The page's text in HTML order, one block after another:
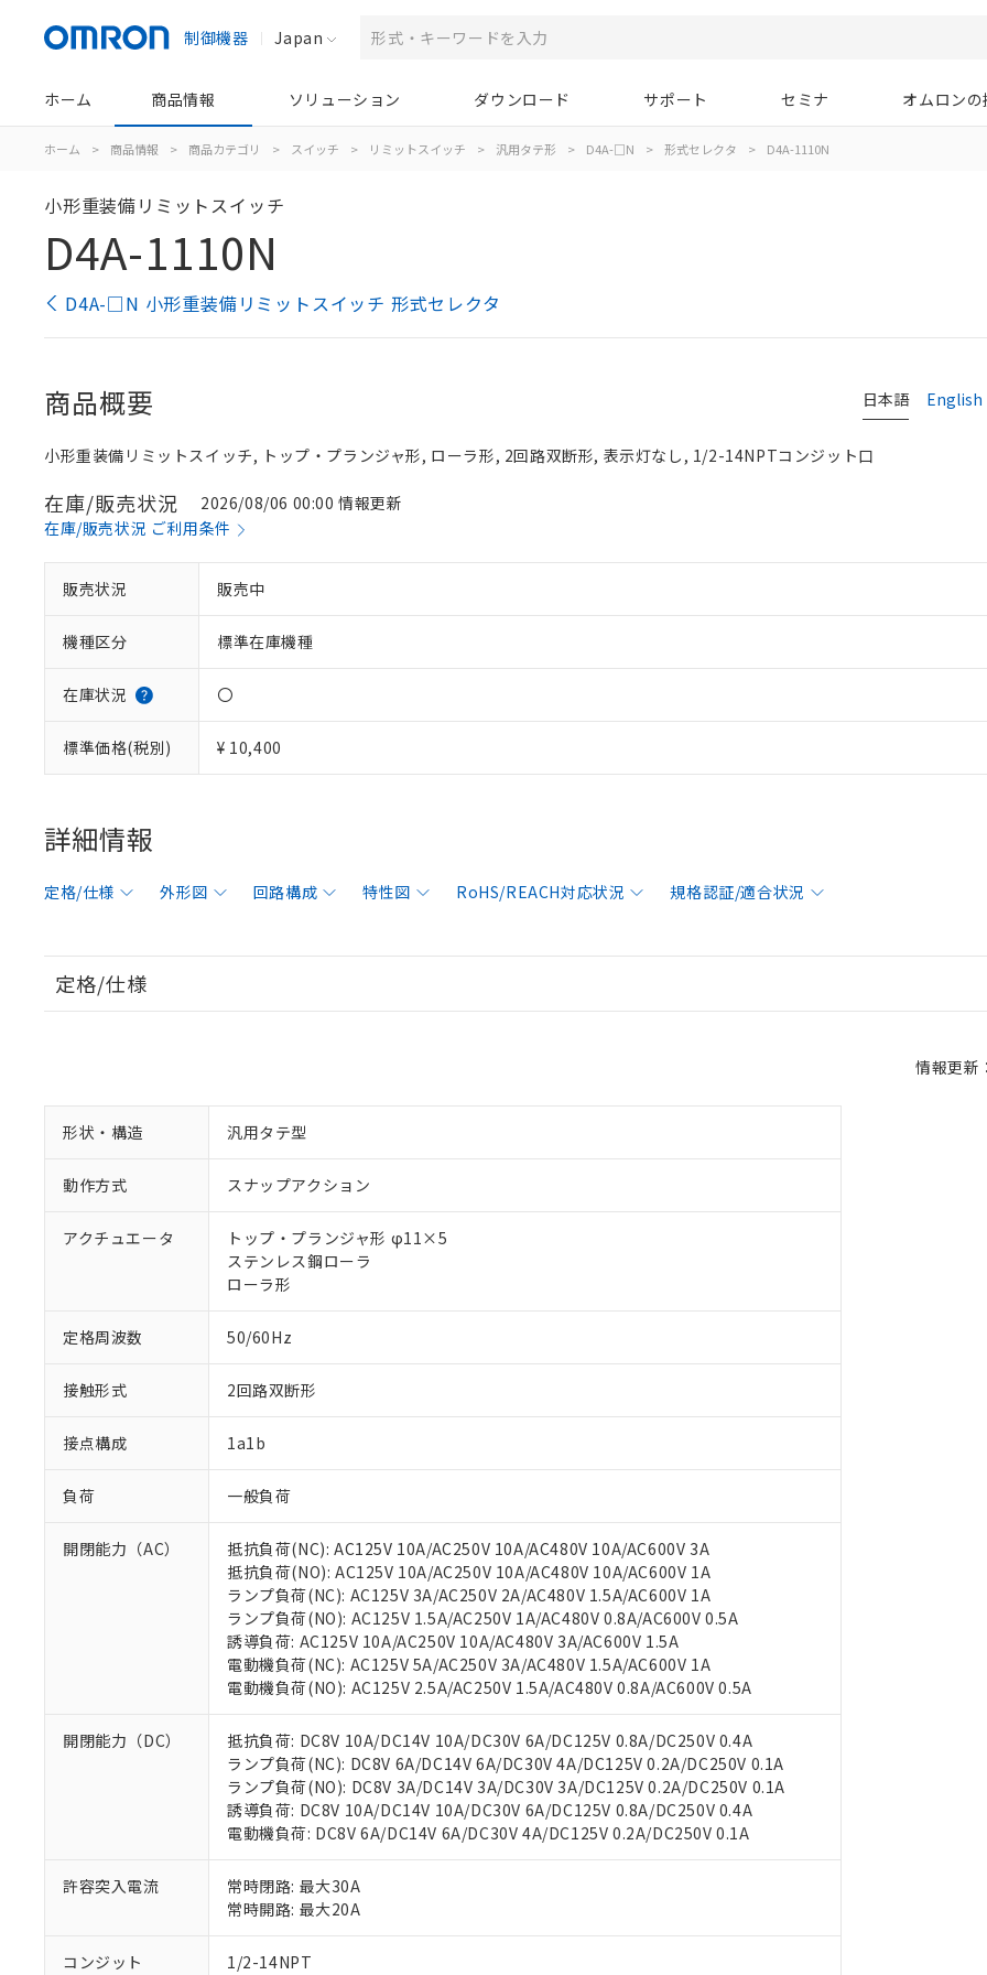
制御機器 Japan
ホーム 商品情報 ソリューション ダウンロード サポート セミナ オムロン
ホーム > 商品情報 > 商品カテゴリ > スイッチ > リミットスイッチ > 汎用タテ形 > D4A-□N > 形式セレクタ > D4A-1110N
小形重装備リミットスイッチ
D4A-1110N
D4A-□N 小形重装備リミットスイッチ 形式セレクタ
日本語 English
商品概要
小形重装備リミットスイッチ, トップ・プランジャ形, ローラ形, 2回路双断形, 表示灯なし, 1/2-14NPTコンジット口
在庫/販売状況
2026/08/06 00:00 情報更新
在庫/販売状況 ご利用条件
販売状況 販売中
機種区分 標準在庫機種
在庫状況 〇
標準価格(税別) ¥ 10,400
詳細情報
定格/仕様 外形図 回路構成 特性図 RoHS/REACH対応状況 規格認証/適合状況
定格/仕様
情報更
形状・構造 汎用タテ型
動作方式 スナップアクション
アクチュエータ
トップ・プランジャ形 φ11×5
ステンレス鋼ローラ
ローラ形
定格周波数 50/60Hz
接触形式 2回路双断形
接点構成 1a1b
負荷 一般負荷
開閉能力（AC）
抵抗負荷(NC): AC125V 10A/AC250V 10A/AC480V 10A/AC600V 3A
抵抗負荷(NO): AC125V 10A/AC250V 10A/AC480V 10A/AC600V 1A
ランプ負荷(NC): AC125V 3A/AC250V 2A/AC480V 1.5A/AC600V 1A
ランプ負荷(NO): AC125V 1.5A/AC250V 1A/AC480V 0.8A/AC600V 0.5A
誘導負荷: AC125V 10A/AC250V 10A/AC480V 3A/AC600V 1.5A
電動機負荷(NC): AC125V 5A/AC250V 3A/AC480V 1.5A/AC600V 1A
電動機負荷(NO): AC125V 2.5A/AC250V 1.5A/AC480V 0.8A/AC600V 0.5A
開閉能力（DC）
抵抗負荷: DC8V 10A/DC14V 10A/DC30V 6A/DC125V 0.8A/DC250V 0.4A
ランプ負荷(NC): DC8V 6A/DC14V 6A/DC30V 4A/DC125V 0.2A/DC250V 0.1A
ランプ負荷(NO): DC8V 3A/DC14V 3A/DC30V 3A/DC125V 0.2A/DC250V 0.1A
誘導負荷: DC8V 10A/DC14V 10A/DC30V 6A/DC125V 0.8A/DC250V 0.4A
電動機負荷: DC8V 6A/DC14V 6A/DC30V 4A/DC125V 0.2A/DC250V 0.1A
許容突入電流
常時閉路: 最大30A
常時開路: 最大20A
コンジット 1/2-14NPT
ご利用条件
以下の条件をお読みいただき、同意のうえご利用ください。
※1 対応状況
対応済み：EU RoHS指令（10物質）の非含有に対応した製品が提供可能な商品です。
対応予定：EU RoHS指令（10物質）の非含有に対応した製品に切り替える予定のある商
対応予定なし：EU RoHS指令（10物質）の非含有に非対応の商品で、対応品を出す予定
調査・確認中：EU RoHS指令（10物質）の非含有の対応状況を調査中または確認中の商
非該当品：ライセンス料など無形物で、有害物質有無と関係のない商品です。
仕入先様の事情により、非含有部品としていたものが、含有品と判明した場合などやむ
があります。
鉛(Pb) 1000ppm以下、 水銀(Hg) 1000ppm以下、 カドミウム(Cd) 100ppm以下、
※1 中国RoHS○×表
「○」：最大均質材料含有率が中国RoHSの基準値以下であることを示します。
「×」：最大均質材料含有率が中国RoHSの基準値を超えていることを示します。
「－」：未確認です。当社販売部門へお問い合わせください。